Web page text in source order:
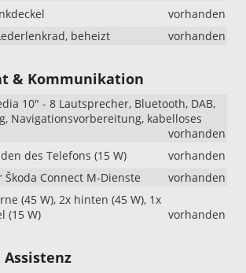
vorhanden
beheizt
vorhanden
& Kommunikation
10" - 8 Lautsprecher, Bluetooth, DAB,
Navigationsvorbereitung, kabelloses
vorhanden
des Telefons (15 W)
vorhanden
Connect M-Dienste
vorhanden
(45 W), 2x hinten (45 W), 1x
(15 W)
vorhanden